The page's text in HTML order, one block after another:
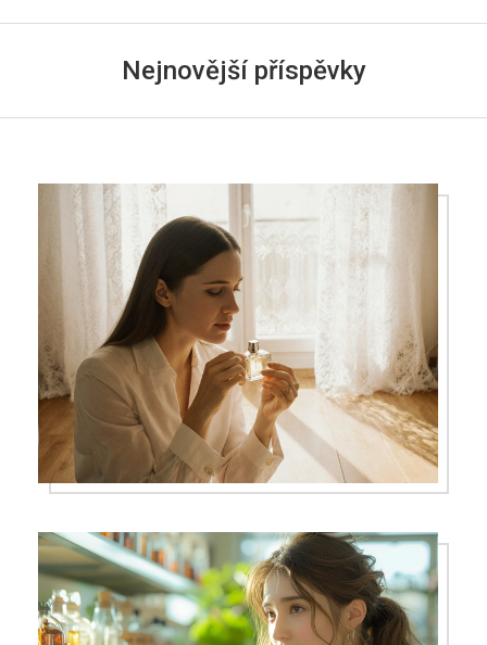
Nejnovější příspěvky